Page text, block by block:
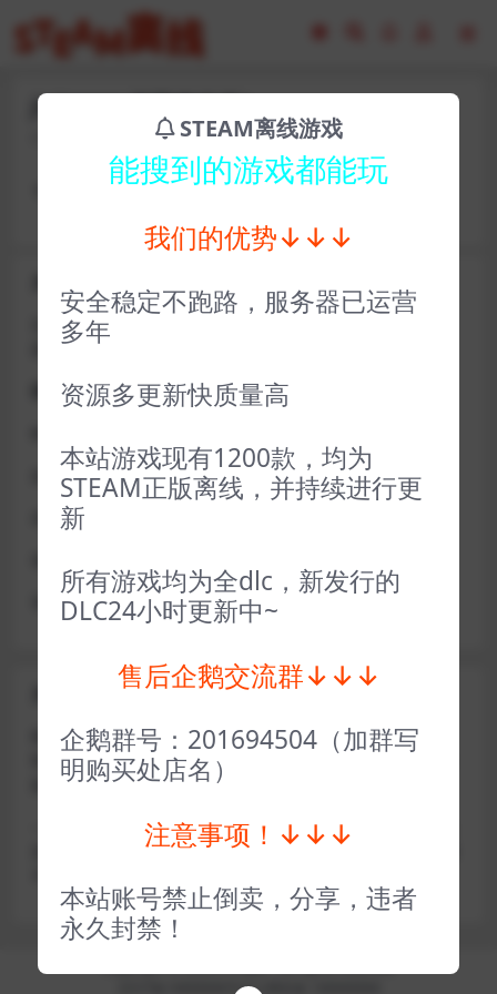
jhf31066-桥梁建造师1
9
卡号： qfrgl537 密码：chengyu4466
关于D加密类游戏通知
近期发现同行倒卖严重，大量会员D加密游戏无法激活问
题，现开通令牌
获取方式找企鹅群里的技术客服获取即可
如激活上限需等到隔天早上在线进一次游戏
或者使用网盘版也可解决D加密激活的问题，一样玩
请各位亲们理解
关于密码错误问题
账号密码复制粘贴，注意不要复制到空格了，CTRL+C复
制，或者鼠标右键先复制然后键盘 CTRL+V粘贴，steam改
版了必须键盘粘贴（CTRL+V粘贴）鼠标不能粘贴了
————————————————————–离线模式玩
游戏，在线没存档被顶号，不然没有存档，D加密游戏尽量
京ICP备18888888号京公网安备 188888888
STEAM离线游戏
能搜到的游戏都能玩
我们的优势↓↓↓
安全稳定不跑路，服务器已运营
多年
资源多更新快质量高
本站游戏现有1200款，均为
STEAM正版离线，并持续进行更
新
所有游戏均为全dlc，新发行的
DLC24小时更新中~
售后企鹅交流群↓↓↓
企鹅群号：201694504（加群写
明购买处店名）
注意事项！↓↓↓
本站账号禁止倒卖，分享，违者
永久封禁！